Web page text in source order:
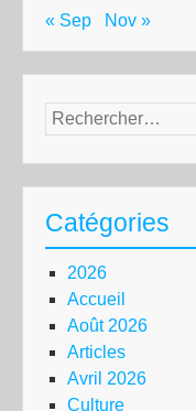
« Sep Nov »
Rechercher :
Catégories
2026
Accueil
Août 2026
Articles
Avril 2026
Culture